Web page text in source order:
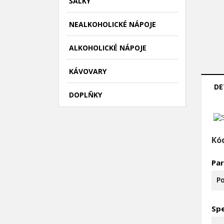
NEALKOHOLICKÉ NÁPOJE
ALKOHOLICKÉ NÁPOJE
KÁVOVARY
DOPLŇKY